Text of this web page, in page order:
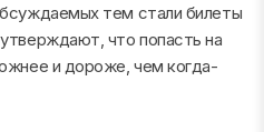
тем стали билеты
что попасть на
и дороже, чем когда-